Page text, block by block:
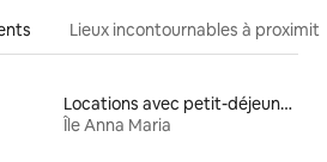
Lieux incontournables à
Locations avec petit-déjeuner
Île Anna Maria